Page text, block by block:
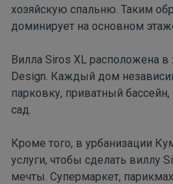
хозяйскую спальню. Таким
доминирует на основном
Вилла Siros XL расположена
Design. Каждый дом
парковку, приватный
сад.
Кроме того, в урбанизации
услуги, чтобы сделать виллу
мечты. Супермаркет,